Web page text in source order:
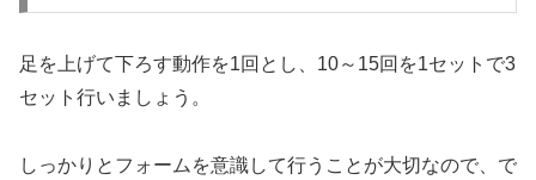
足を上げて下ろす動作を1回とし、10～15回を1セットで3
セット行いましょう。
しっかりとフォームを意識して行うことが大切なので、で